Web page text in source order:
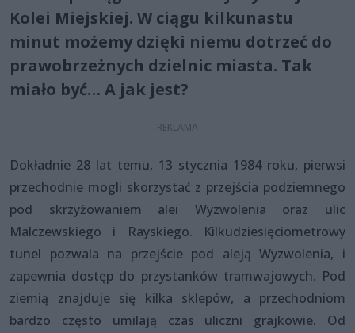
Kolei Miejskiej. W ciągu kilkunastu
minut możemy dzięki niemu dotrzeć do
prawobrzeżnych dzielnic miasta. Tak
miało być… A jak jest?
Dokładnie 28 lat temu, 13 stycznia 1984 roku, pierwsi
przechodnie mogli skorzystać z przejścia podziemnego
pod skrzyżowaniem alei Wyzwolenia oraz ulic
Malczewskiego i Rayskiego. Kilkudziesięciometrowy
tunel pozwala na przejście pod aleją Wyzwolenia, i
zapewnia dostęp do przystanków tramwajowych. Pod
ziemią znajduje się kilka sklepów, a przechodniom
bardzo często umilają czas uliczni grajkowie. Od